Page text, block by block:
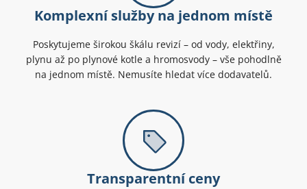
Komplexní služby na jednom místě
Poskytujeme širokou škálu revizí – od vody, elektřiny,
plynu až po plynové kotle a hromosvody – vše pohodlně
na jednom místě. Nemusíte hledat více dodavatelů.
Transparentní ceny